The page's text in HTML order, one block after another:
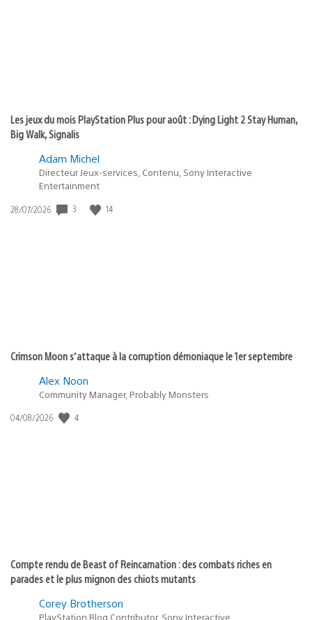
Les jeux du mois PlayStation Plus pour août : Dying Light 2 Stay Human,
Big Walk, Signalis
Adam Michel
Directeur Jeux-services, Contenu, Sony Interactive
Entertainment
Date
28/07/2026 3 14
Crimson Moon s’attaque à la corruption démoniaque le 1er septembre
Alex Noon
Community Manager, Probably Monsters
Date
04/08/2026 4
Compte rendu de Beast of Reincarnation : des combats riches en
parades et le plus mignon des chiots mutants
Corey Brotherson
PlayStation Blog Contributor, Sony Interactive